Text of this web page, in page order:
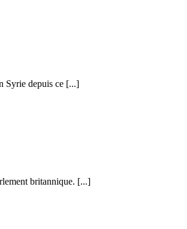
Syrie depuis ce [...]
britannique. [...]